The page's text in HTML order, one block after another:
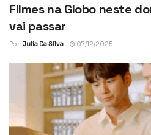
Filmes na Globo neste
vai passar
Por Julia Da Silva 07/12/2025